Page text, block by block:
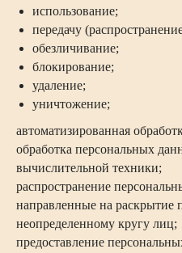
использование;
передачу
обезличивание;
блокирование;
удаление;
уничтожение;
автоматизированная
обработка персональных
вычислительной техники;
распространение
направленные на раскрытие
неопределенному кругу лиц;
предоставление